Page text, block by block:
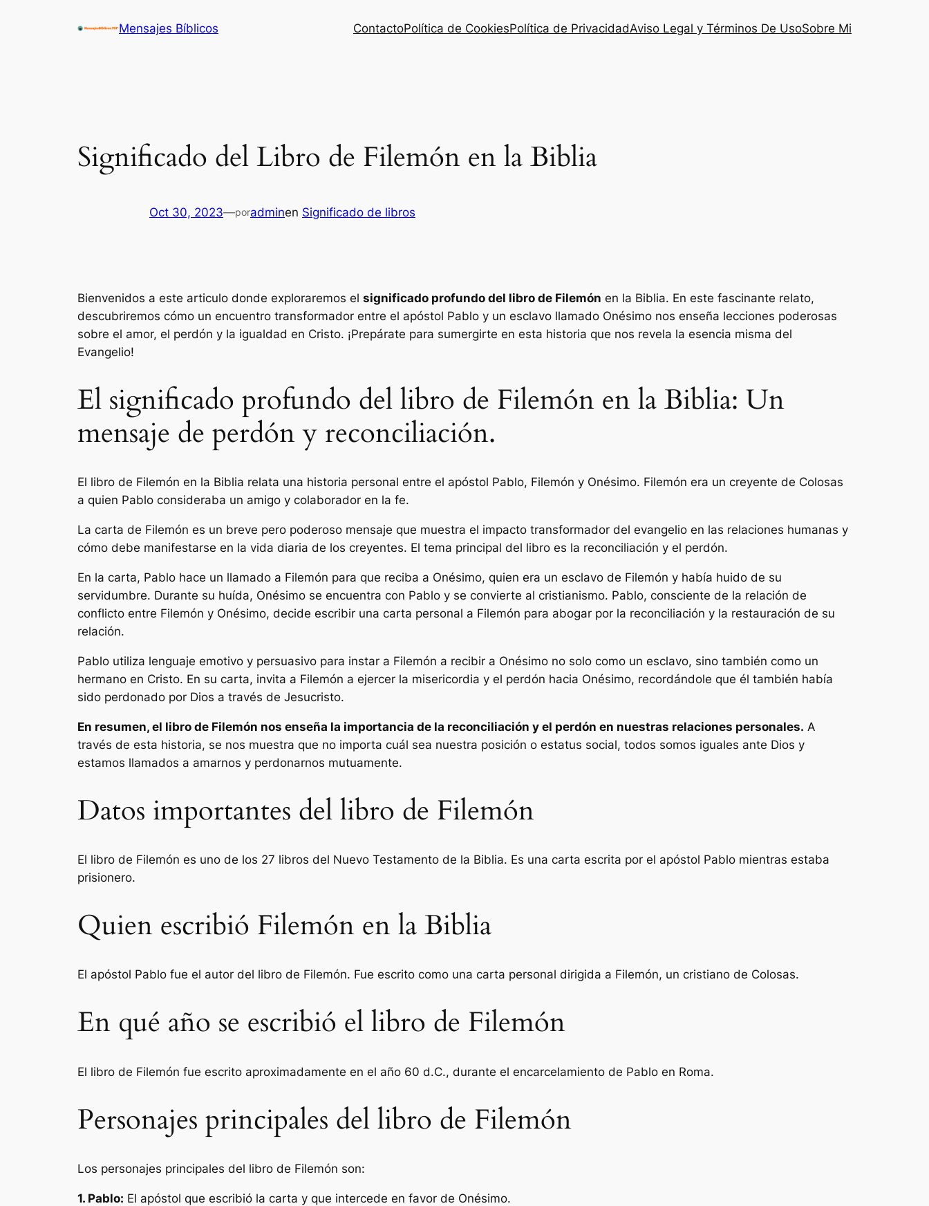
Mensajes Bíblicos ContactoPolítica de CookiesPolítica de PrivacidadAviso Legal y Términos De UsoSobre Mi
Significado del Libro de Filemón en la Biblia
Oct 30, 2023—poradminen Significado de libros
Bienvenidos a este articulo donde exploraremos el significado profundo del libro de Filemón en la Biblia. En este fascinante relato,
descubriremos cómo un encuentro transformador entre el apóstol Pablo y un esclavo llamado Onésimo nos enseña lecciones poderosas
sobre el amor, el perdón y la igualdad en Cristo. ¡Prepárate para sumergirte en esta historia que nos revela la esencia misma del
Evangelio!
El significado profundo del libro de Filemón en la Biblia: Un
mensaje de perdón y reconciliación.
El libro de Filemón en la Biblia relata una historia personal entre el apóstol Pablo, Filemón y Onésimo. Filemón era un creyente de Colosas
a quien Pablo consideraba un amigo y colaborador en la fe.
La carta de Filemón es un breve pero poderoso mensaje que muestra el impacto transformador del evangelio en las relaciones humanas y
cómo debe manifestarse en la vida diaria de los creyentes. El tema principal del libro es la reconciliación y el perdón.
En la carta, Pablo hace un llamado a Filemón para que reciba a Onésimo, quien era un esclavo de Filemón y había huido de su
servidumbre. Durante su huída, Onésimo se encuentra con Pablo y se convierte al cristianismo. Pablo, consciente de la relación de
conflicto entre Filemón y Onésimo, decide escribir una carta personal a Filemón para abogar por la reconciliación y la restauración de su
relación.
Pablo utiliza lenguaje emotivo y persuasivo para instar a Filemón a recibir a Onésimo no solo como un esclavo, sino también como un
hermano en Cristo. En su carta, invita a Filemón a ejercer la misericordia y el perdón hacia Onésimo, recordándole que él también había
sido perdonado por Dios a través de Jesucristo.
En resumen, el libro de Filemón nos enseña la importancia de la reconciliación y el perdón en nuestras relaciones personales. A
través de esta historia, se nos muestra que no importa cuál sea nuestra posición o estatus social, todos somos iguales ante Dios y
estamos llamados a amarnos y perdonarnos mutuamente.
Datos importantes del libro de Filemón
El libro de Filemón es uno de los 27 libros del Nuevo Testamento de la Biblia. Es una carta escrita por el apóstol Pablo mientras estaba
prisionero.
Quien escribió Filemón en la Biblia
El apóstol Pablo fue el autor del libro de Filemón. Fue escrito como una carta personal dirigida a Filemón, un cristiano de Colosas.
En qué año se escribió el libro de Filemón
El libro de Filemón fue escrito aproximadamente en el año 60 d.C., durante el encarcelamiento de Pablo en Roma.
Personajes principales del libro de Filemón
Los personajes principales del libro de Filemón son:
1. Pablo: El apóstol que escribió la carta y que intercede en favor de Onésimo.